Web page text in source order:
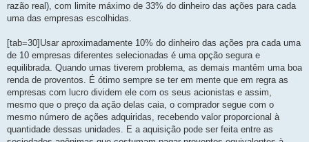
razão real), com limite máximo de 33% do dinheiro das ações para cada
uma das empresas escolhidas.
[tab=30]Usar aproximadamente 10% do dinheiro das ações pra cada uma
de 10 empresas diferentes selecionadas é uma opção segura e
equilibrada. Quando umas tiverem problema, as demais mantêm uma boa
renda de proventos. É ótimo sempre se ter em mente que em regra as
empresas com lucro dividem ele com os seus acionistas e assim,
mesmo que o preço da ação delas caia, o comprador segue com o
mesmo número de ações adquiridas, recebendo valor proporcional à
quantidade dessas unidades. E a aquisição pode ser feita entre as